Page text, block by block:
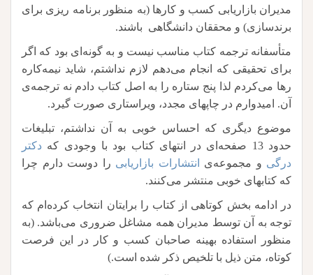
مدیران بازاریابی کسب و کارها (به منظور برنامه ریزی برای
برندسازی) و محققان دانشگاهی باشند.
متأسفانه ترجمه کتاب مناسب نیست و به گونه‌ای بود که اگر
برای تحقیقی که انجام می‌دهم لازم نداشتم، شاید نیمه‌کاره
رها می‌کردم لذا پنج ستاره را به اصل کتاب دادم نه ترجمه‌ی
آن. امیدوارم در چاپهای مجدد، ویراستاری صورت گیرد.
موضوع دیگری که احساس خوبی به آن نداشتم، تبلیغات
حدود 13 صفحه‌ای در انتهای کتاب بود با وجودی که
دکتر
درگی و مجموعه‌ی انتشارات بازاریابی را دوست دارم چرا
که کتابهای خوبی منتشر می‌کنند.
در ادامه بخش کوتاهی از کتاب را برایتان انتخاب کرده‌ام که
توجه به آن توسط مدیران همه مشاغل ضروری می‌باشد. (به
منظور استفاده بهینه صاحبان کسب و کار در این فرصت
کوتاه، متن ذیل با تلخیص ذکر شده است.)